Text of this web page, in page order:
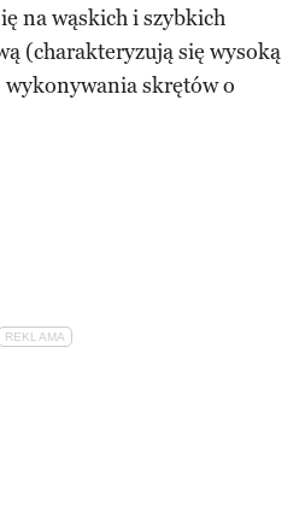
na wąskich i szybkich
(charakteryzują się wysoką
wykonywania skrętów o